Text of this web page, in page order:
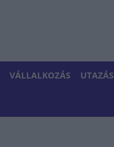
VÁLLALKOZÁS UTAZÁS